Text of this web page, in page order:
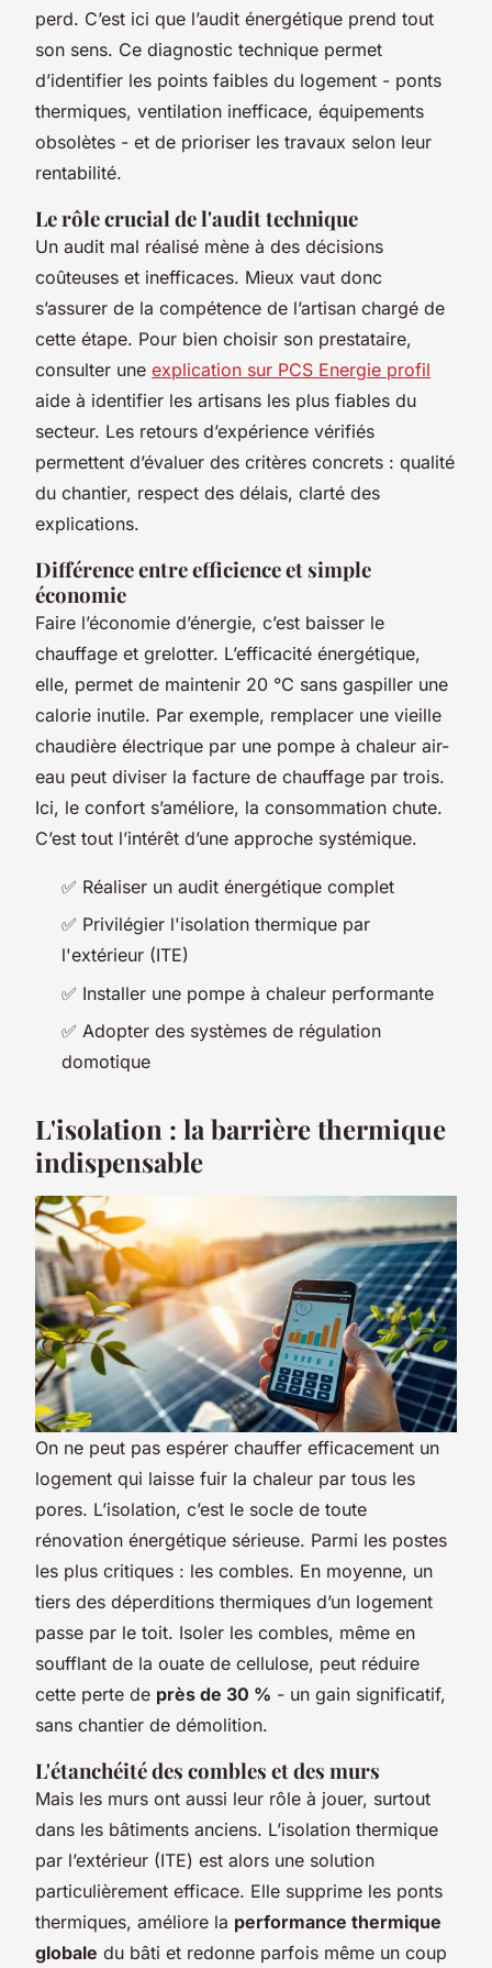
perd. C’est ici que l’audit énergétique prend tout
son sens. Ce diagnostic technique permet
d’identifier les points faibles du logement - ponts
thermiques, ventilation inefficace, équipements
obsolètes - et de prioriser les travaux selon leur
rentabilité.
Le rôle crucial de l'audit technique
Un audit mal réalisé mène à des décisions
coûteuses et inefficaces. Mieux vaut donc
s’assurer de la compétence de l’artisan chargé de
cette étape. Pour bien choisir son prestataire,
consulter une explication sur PCS Energie profil
aide à identifier les artisans les plus fiables du
secteur. Les retours d’expérience vérifiés
permettent d’évaluer des critères concrets : qualité
du chantier, respect des délais, clarté des
explications.
Différence entre efficience et simple
économie
Faire l’économie d’énergie, c’est baisser le
chauffage et grelotter. L’efficacité énergétique,
elle, permet de maintenir 20 °C sans gaspiller une
calorie inutile. Par exemple, remplacer une vieille
chaudière électrique par une pompe à chaleur air-
eau peut diviser la facture de chauffage par trois.
Ici, le confort s’améliore, la consommation chute.
C’est tout l’intérêt d’une approche systémique.
✅ Réaliser un audit énergétique complet
✅ Privilégier l'isolation thermique par
l'extérieur (ITE)
✅ Installer une pompe à chaleur performante
✅ Adopter des systèmes de régulation
domotique
L'isolation : la barrière thermique
indispensable
On ne peut pas espérer chauffer efficacement un
logement qui laisse fuir la chaleur par tous les
pores. L’isolation, c’est le socle de toute
rénovation énergétique sérieuse. Parmi les postes
les plus critiques : les combles. En moyenne, un
tiers des déperditions thermiques d’un logement
passe par le toit. Isoler les combles, même en
soufflant de la ouate de cellulose, peut réduire
cette perte de près de 30 % - un gain significatif,
sans chantier de démolition.
L'étanchéité des combles et des murs
Mais les murs ont aussi leur rôle à jouer, surtout
dans les bâtiments anciens. L’isolation thermique
par l’extérieur (ITE) est alors une solution
particulièrement efficace. Elle supprime les ponts
thermiques, améliore la performance thermique
globale du bâti et redonne parfois même un coup